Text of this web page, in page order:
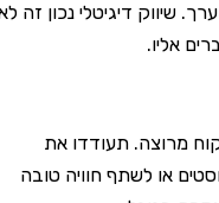
דיגיטלי נכון זה לא
אליו.
מרוצה. תעודדו את
או לשתף חוויה טובה